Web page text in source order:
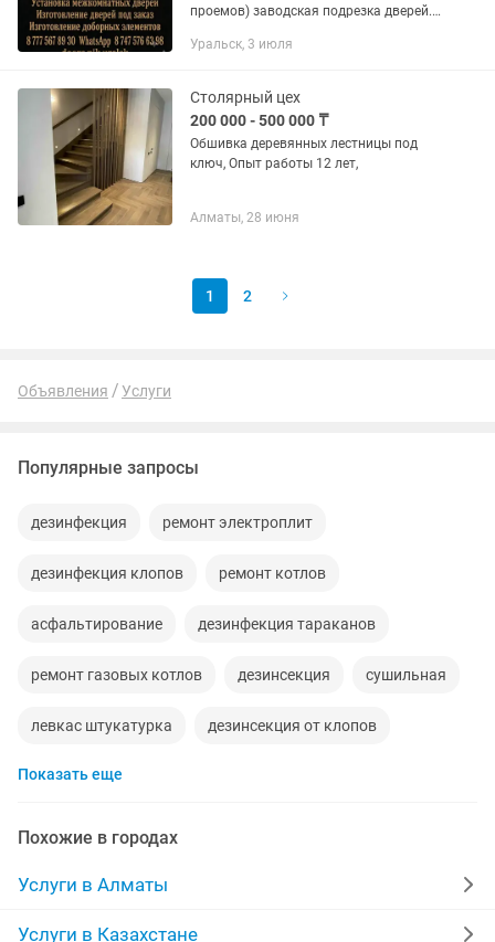
проемов) заводская подрезка дверей.
проем, арку или портал. Собственное
Уральск, 3 июля
Столярный цех
200 000 - 500 000 ₸
Обшивка деревянных лестницы под
ключ, Опыт работы 12 лет,
Алматы, 28 июня
1 2
Объявления Услуги
Популярные запросы
дезинфекция ремонт электроплит
дезинфекция клопов ремонт котлов
асфальтирование дезинфекция тараканов
ремонт газовых котлов дезинсекция сушильная
левкас штукатурка дезинсекция от клопов
дезинфекции от клопов
отопление сантехника
дезинфекция дератизация дезинсекция
Показать еще
Похожие в городах
Услуги в Алматы
Услуги в Казахстане